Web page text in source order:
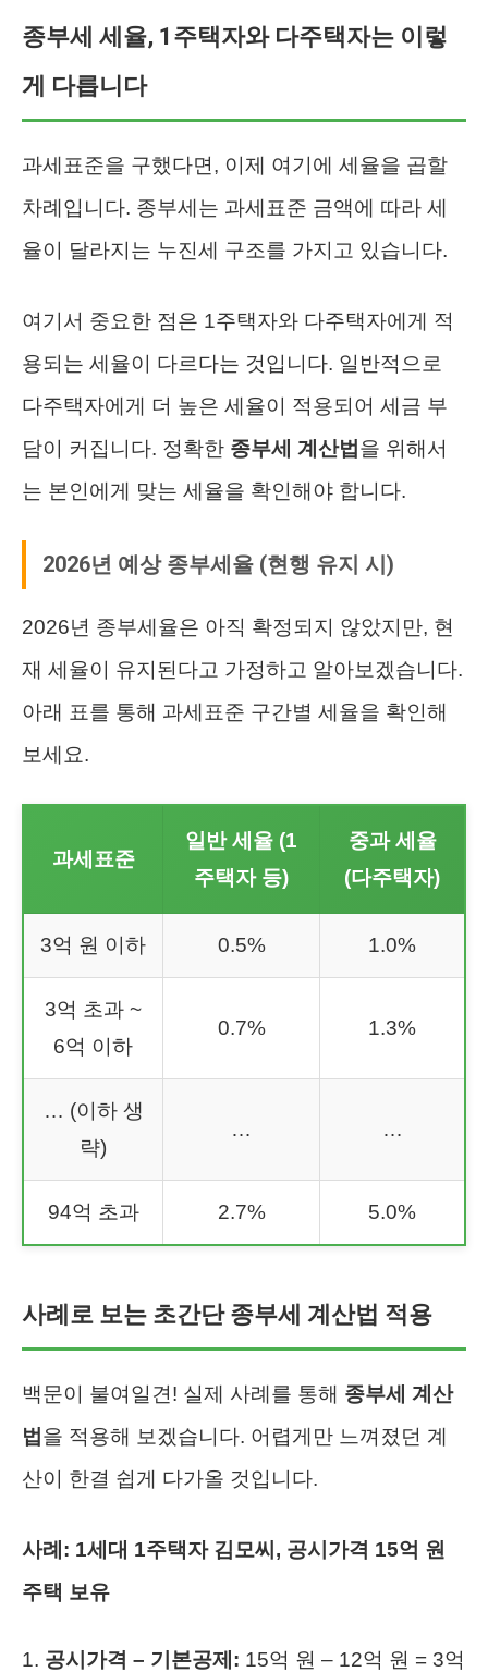
종부세 세율, 1주택자와 다주택자는 이렇
게 다릅니다
과세표준을 구했다면, 이제 여기에 세율을 곱할
차례입니다. 종부세는 과세표준 금액에 따라 세
율이 달라지는 누진세 구조를 가지고 있습니다.
여기서 중요한 점은 1주택자와 다주택자에게 적
용되는 세율이 다르다는 것입니다. 일반적으로
다주택자에게 더 높은 세율이 적용되어 세금 부
담이 커집니다. 정확한 종부세 계산법 을 위해서
는 본인에게 맞는 세율을 확인해야 합니다.
2026년 예상 종부세율 (현행 유지 시)
2026년 종부세율은 아직 확정되지 않았지만, 현
재 세율이 유지된다고 가정하고 알아보겠습니다.
아래 표를 통해 과세표준 구간별 세율을 확인해
보세요.
과세표준
일반 세율 (1
주택자 등)
중과 세율
(다주택자)
3억 원 이하 0.5% 1.0%
3억 초과 ~
6억 이하
0.7% 1.3%
… (이하 생
략)
… …
94억 초과 2.7% 5.0%
사례로 보는 초간단 종부세 계산법 적용
백문이 불여일견! 실제 사례를 통해 종부세 계산
법 을 적용해 보겠습니다. 어렵게만 느껴졌던 계
산이 한결 쉽게 다가올 것입니다.
사례: 1세대 1주택자 김모씨, 공시가격 15억 원
주택 보유
공시가격 – 기본공제: 15억 원 – 12억 원 = 3억